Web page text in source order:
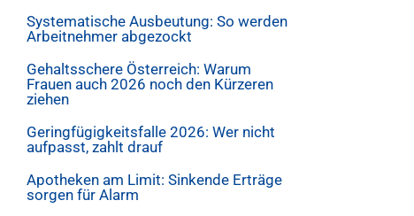
Systematische Ausbeutung: So werden
Arbeitnehmer abgezockt
Gehaltsschere Österreich: Warum
Frauen auch 2026 noch den Kürzeren
ziehen
Geringfügigkeitsfalle 2026: Wer nicht
aufpasst, zahlt drauf
Apotheken am Limit: Sinkende Erträge
sorgen für Alarm